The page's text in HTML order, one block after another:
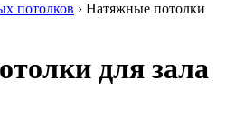
потолков › Натяжные потолки
для зала